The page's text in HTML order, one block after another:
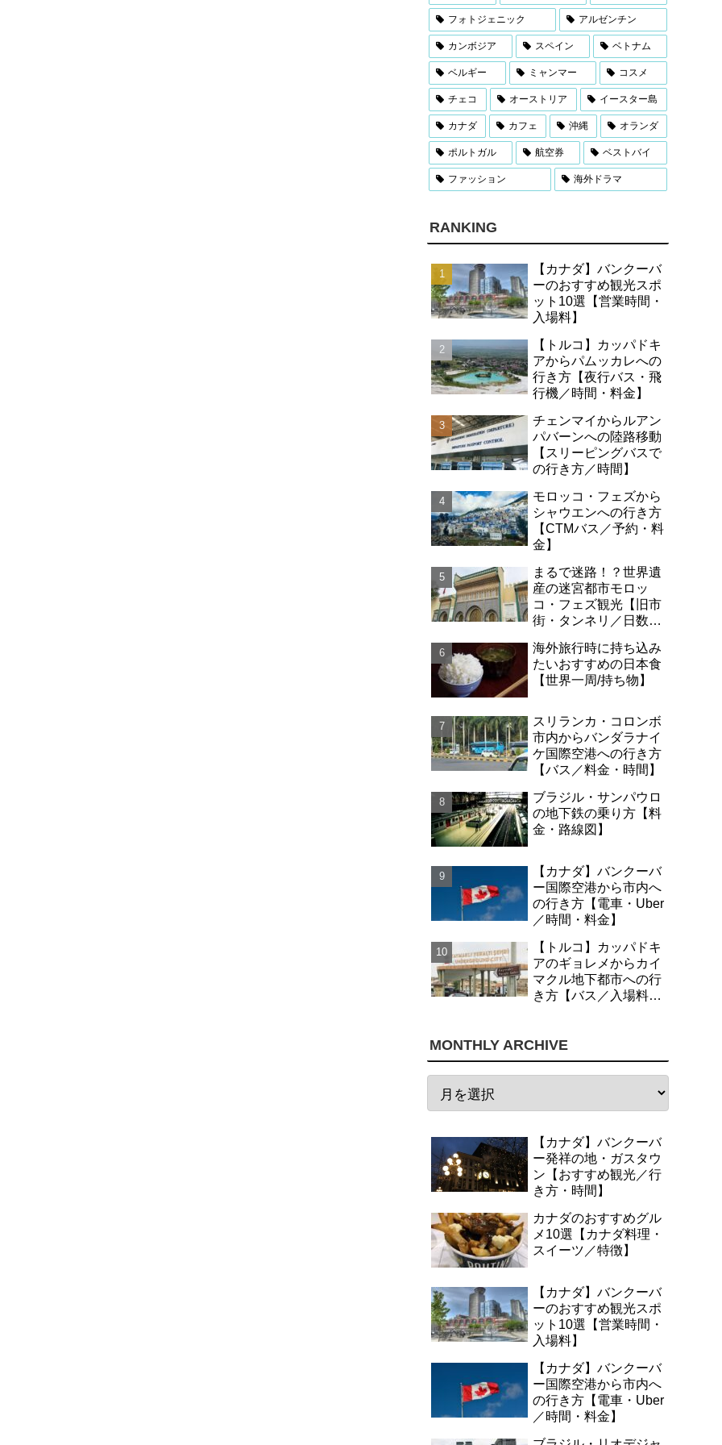
フォトジェニック アルゼンチン
カンボジア スペイン ベトナム
ベルギー ミャンマー コスメ
チェコ オーストリア イースター島
カナダ カフェ 沖縄 オランダ
ポルトガル 航空券 ベストバイ
ファッション 海外ドラマ
RANKING
【カナダ】バンクーバ
ーのおすすめ観光スポ
ット10選【営業時間・
入場料】
【トルコ】カッパドキ
アからパムッカレへの
行き方【夜行バス・飛
行機／時間・料金】
チェンマイからルアン
パバーンへの陸路移動
【スリーピングバスで
の行き方／時間】
モロッコ・フェズから
シャウエンへの行き方
【CTMバス／予約・料
金】
まるで迷路！？世界遺
産の迷宮都市モロッ
コ・フェズ観光【旧市
街・タンネリ／日数・
海外旅行時に持ち込み
たいおすすめの日本食
【世界一周/持ち物】
スリランカ・コロンボ
市内からバンダラナイ
ケ国際空港への行き方
【バス／料金・時間】
ブラジル・サンパウロ
の地下鉄の乗り方【料
金・路線図】
【カナダ】バンクーバ
ー国際空港から市内へ
の行き方【電車・Uber
／時間・料金】
【トルコ】カッパドキ
アのギョレメからカイ
マクル地下都市への行
き方【バス／入場料・
MONTHLY ARCHIVE
【カナダ】バンクーバ
ー発祥の地・ガスタウ
ン【おすすめ観光／行
き方・時間】
カナダのおすすめグル
メ10選【カナダ料理・
スイーツ／特徴】
【カナダ】バンクーバ
ーのおすすめ観光スポ
ット10選【営業時間・
入場料】
【カナダ】バンクーバ
ー国際空港から市内へ
の行き方【電車・Uber
／時間・料金】